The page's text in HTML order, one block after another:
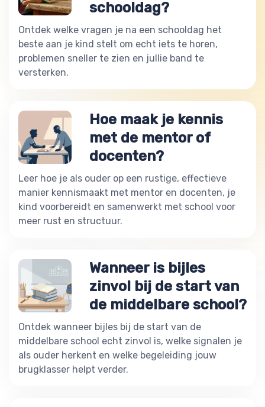
schooldag?
Ontdek welke vragen je na een schooldag het
beste aan je kind stelt om echt iets te horen,
problemen sneller te zien en jullie band te
versterken.
Hoe maak je kennis
met de mentor of
docenten?
Leer hoe je als ouder op een rustige, effectieve
manier kennismaakt met mentor en docenten, je
kind voorbereidt en samenwerkt met school voor
meer rust en structuur.
Wanneer is bijles
zinvol bij de start van
de middelbare school?
Ontdek wanneer bijles bij de start van de
middelbare school echt zinvol is, welke signalen je
als ouder herkent en welke begeleiding jouw
brugklasser helpt verder.